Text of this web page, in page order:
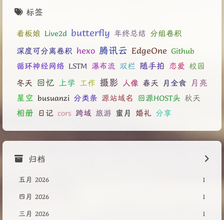
标签
看板娘 Live2d butterfly 年终总结 分组卷积
深度可分离卷积 hexo 腾讯云 EdgeOne Github
循环神经网络 LSTM 瀑布流 双栏 随手拍 恋爱 校园
冬天 回忆 上学 工作 摄影 人像 春天 月全食 月亮
星空 busuanzi 分类条 源站域名 回源HOST头 秋天
相册 日记 cors 跨域 旅游 蜜月 婚礼 分享
归档
五月 2026
1
四月 2026
1
三月 2026
1